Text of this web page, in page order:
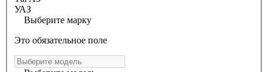
УАЗ
Выберите марку
Это обязательное поле